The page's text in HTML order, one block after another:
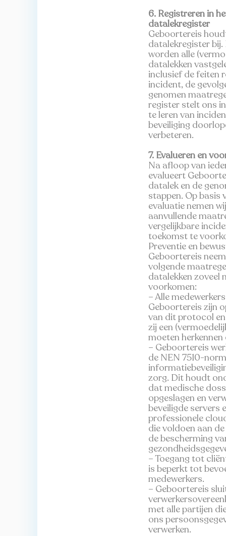
6. Registreren in
datalekregister
Geboortereis
datalekregister bij.
worden alle
datalekken
inclusief de feiten
incident, de
genomen
register stelt ons
te leren van
beveiliging
verbeteren.
7. Evalueren en
Na afloop van
evalueert
datalek en de
stappen. Op basis
evaluatie nemen
aanvullende
vergelijkbare
toekomst te
Preventie en
Geboortereis
volgende
datalekken zoveel
voorkomen:
– Alle
Geboortereis zijn
van dit protocol
zij een
moeten herkennen
– Geboortereis
de NEN 7510-
zorg. Dit houdt
dat medische
opgeslagen en
beveiligde servers
professionele
die voldoen aan
de bescherming
– Toegang tot
is beperkt tot
medewerkers.
– Geboortereis
met alle partijen
ons
verwerken.